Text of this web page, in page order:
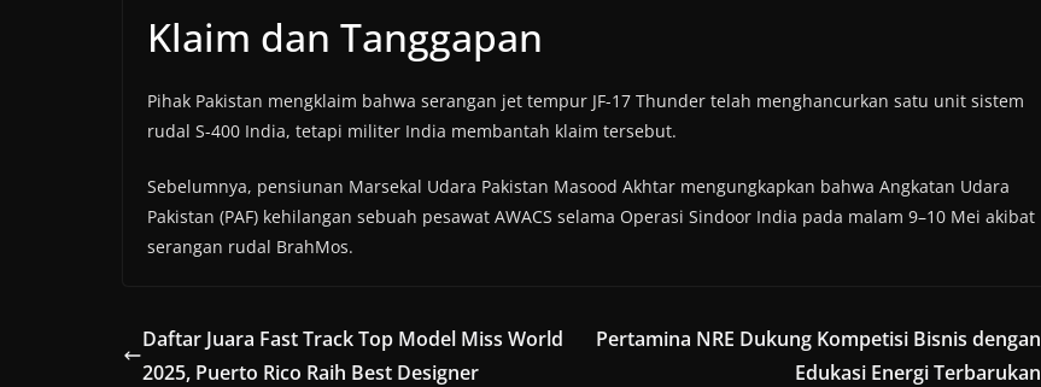
Klaim dan Tanggapan
Pihak Pakistan mengklaim bahwa serangan jet tempur JF-17 Thunder telah menghancurkan satu unit sistem
rudal S-400 India, tetapi militer India membantah klaim tersebut.
Sebelumnya, pensiunan Marsekal Udara Pakistan Masood Akhtar mengungkapkan bahwa Angkatan Udara
Pakistan (PAF) kehilangan sebuah pesawat AWACS selama Operasi Sindoor India pada malam 9–10 Mei akibat
serangan rudal BrahMos.
Daftar Juara Fast Track Top Model Miss World
2025, Puerto Rico Raih Best Designer
Pertamina NRE Dukung Kompetisi Bisnis dengan
Edukasi Energi Terbarukan